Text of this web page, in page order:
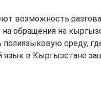
возможность
обращения на
полиязыковую среду,
язык в Кыргызстане